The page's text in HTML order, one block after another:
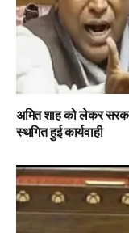
अमित शाह को लेकर
स्थगित हुई कार्यवाही